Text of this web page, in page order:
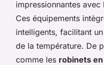
impressionnantes avec
Ces équipements
intelligents, facilitant
de la température. De
comme les robinets